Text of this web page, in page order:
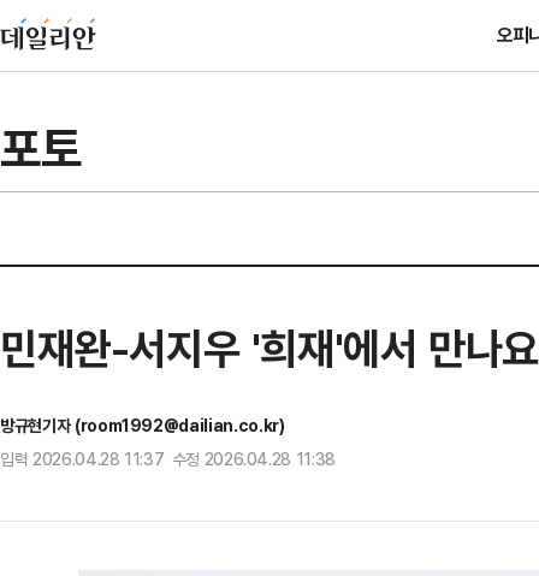
오피
포토
민재완-서지우 '희재'에서 만나요
방규현기자 (room1992@dailian.co.kr)
입력 2026.04.28 11:37 수정 2026.04.28 11:38